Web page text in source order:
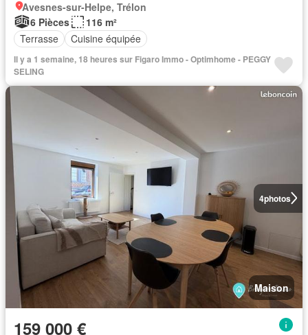
Avesnes-sur-Helpe, Trélon
6 Pièces
116 m²
Terrasse
Cuisine équipée
Il y a 1 semaine, 18 heures sur Figaro Immo - Optimhome - PEGGY
SELING
4photos
Maison
159 000 €